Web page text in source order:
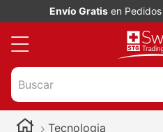
Envío Gratisen Pedidos
Buscar
Tecnologia